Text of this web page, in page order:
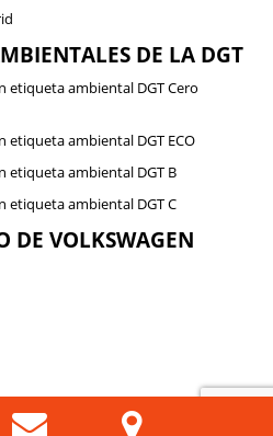
DE LA DGT
etiqueta ambiental DGT Cero
etiqueta ambiental DGT ECO
etiqueta ambiental DGT B
etiqueta ambiental DGT C
DE VOLKSWAGEN
Datos Seguros